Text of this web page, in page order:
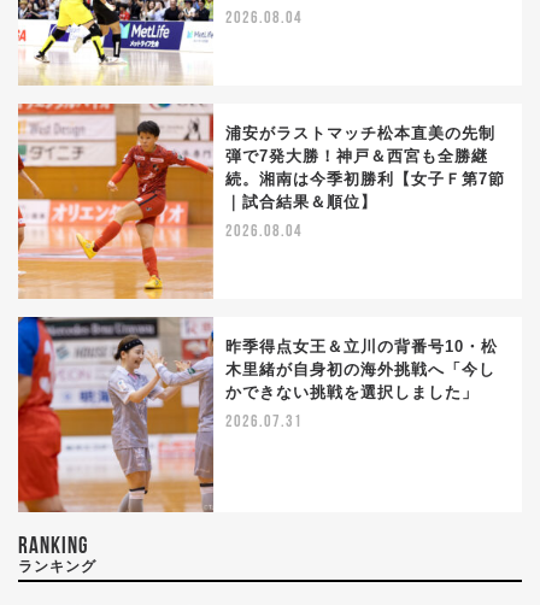
2026.08.04
浦安がラストマッチ松本直美の先制
弾で7発大勝！神戸＆西宮も全勝継
続。湘南は今季初勝利【女子Ｆ第7節
｜試合結果＆順位】
2026.08.04
昨季得点女王＆立川の背番号10・松
木里緒が自身初の海外挑戦へ「今し
かできない挑戦を選択しました」
2026.07.31
RANKING
ランキング